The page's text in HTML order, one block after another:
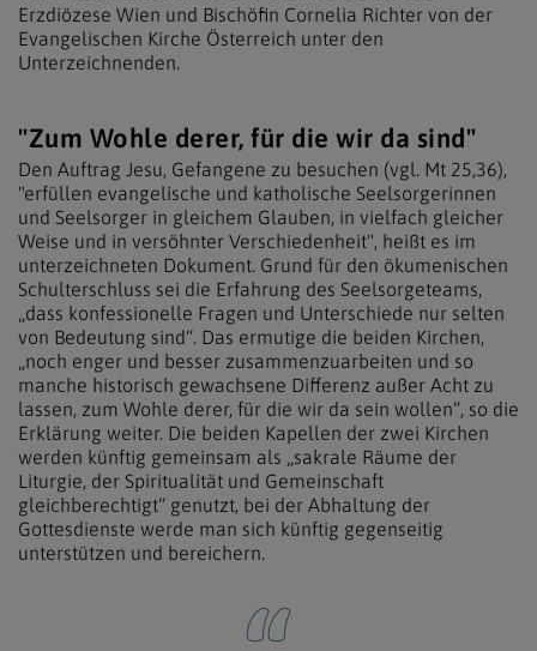
Erzdiözese Wien und Bischöfin Cornelia Richter von der
Evangelischen Kirche Österreich unter den
Unterzeichnenden.
"Zum Wohle derer, für die wir da sind"
Den Auftrag Jesu, Gefangene zu besuchen (vgl. Mt 25,36),
"erfüllen evangelische und katholische Seelsorgerinnen
und Seelsorger in gleichem Glauben, in vielfach gleicher
Weise und in versöhnter Verschiedenheit", heißt es im
unterzeichneten Dokument. Grund für den ökumenischen
Schulterschluss sei die Erfahrung des Seelsorgeteams,
„dass konfessionelle Fragen und Unterschiede nur selten
von Bedeutung sind“. Das ermutige die beiden Kirchen,
„noch enger und besser zusammenzuarbeiten und so
manche historisch gewachsene Differenz außer Acht zu
lassen, zum Wohle derer, für die wir da sein wollen“, so die
Erklärung weiter. Die beiden Kapellen der zwei Kirchen
werden künftig gemeinsam als „sakrale Räume der
Liturgie, der Spiritualität und Gemeinschaft
gleichberechtigt“ genutzt, bei der Abhaltung der
Gottesdienste werde man sich künftig gegenseitig
unterstützen und bereichern.